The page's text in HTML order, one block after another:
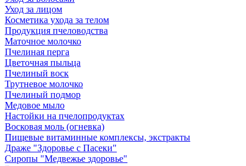
Уход за лицом
Косметика ухода за телом
Продукция пчеловодства
Маточное молочко
Пчелиная перга
Цветочная пыльца
Пчелиный воск
Трутневое молочко
Пчелиный подмор
Медовое мыло
Настойки на пчелопродуктах
Восковая моль (огневка)
Пищевые витаминные комплексы, экстракты
Драже "Здоровье с Пасеки"
Сиропы "Медвежье здоровье"